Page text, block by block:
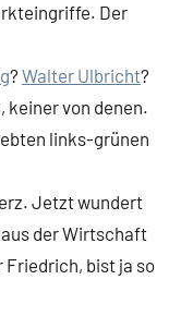
Der
? Walter Ulbricht?
keiner von denen.
links-grünen
Jetzt wundert
der Wirtschaft
Friedrich, bist ja so